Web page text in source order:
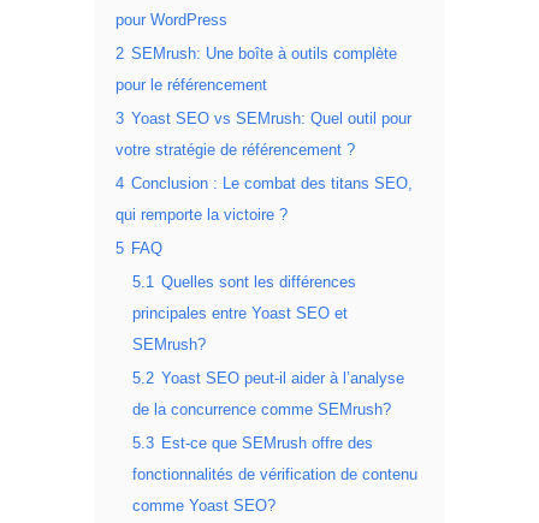
pour WordPress
2 SEMrush: Une boîte à outils complète
pour le référencement
3 Yoast SEO vs SEMrush: Quel outil pour
votre stratégie de référencement ?
4 Conclusion : Le combat des titans SEO,
qui remporte la victoire ?
5 FAQ
5.1 Quelles sont les différences
principales entre Yoast SEO et
SEMrush?
5.2 Yoast SEO peut-il aider à l’analyse
de la concurrence comme SEMrush?
5.3 Est-ce que SEMrush offre des
fonctionnalités de vérification de contenu
comme Yoast SEO?